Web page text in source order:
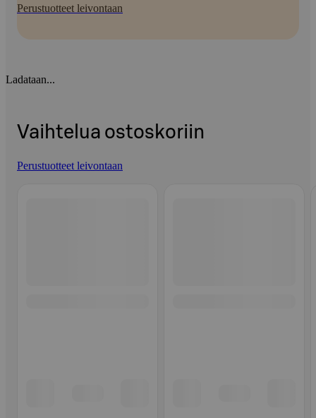
Perustuotteet leivontaan
Ladataan...
Vaihtelua ostoskoriin
Perustuotteet leivontaan